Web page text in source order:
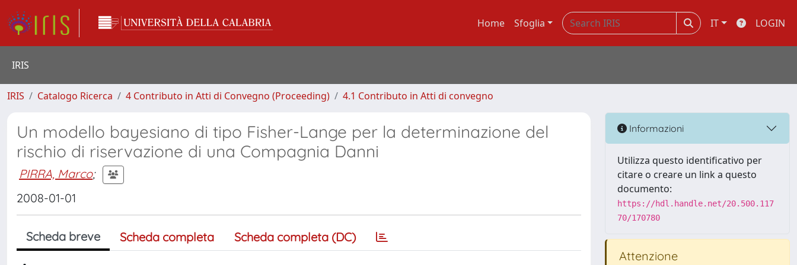
Home Sfoglia IT LOGIN
IRIS
IRIS Catalogo Ricerca 4 Contributo in Atti di Convegno (Proceeding) 4.1 Contributo in Atti di convegno
Un modello bayesiano di tipo Fisher-Lange per la determinazione del
rischio di riservazione di una Compagnia Danni
PIRRA, Marco;
2008-01-01
Scheda breve Scheda completa Scheda completa (DC)
Informazioni
Utilizza questo identificativo per
citare o creare un link a questo
documento:
https://hdl.handle.net/20.500.117
70/170780
Attenzione